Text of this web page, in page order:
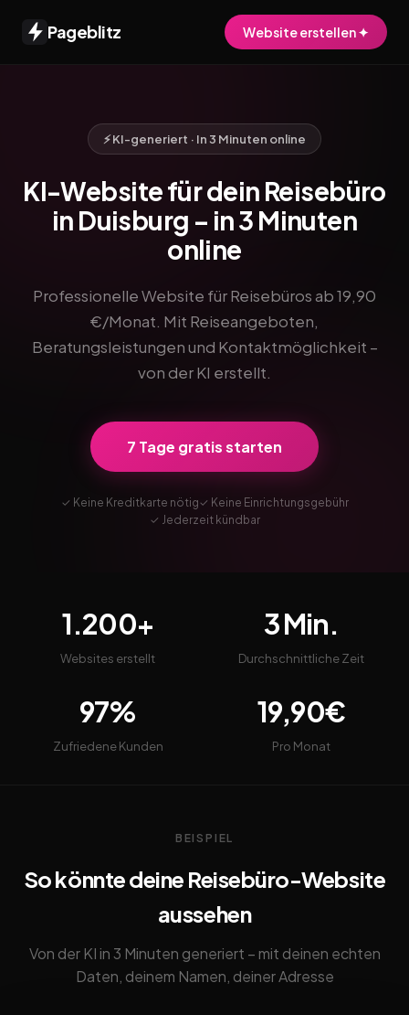
Pageblitz Website erstellen ✦
⚡ KI-generiert · In 3 Minuten online
KI-Website für dein Reisebüro
in Duisburg – in 3 Minuten
online
Professionelle Website für Reisebüros ab 19,90
€/Monat. Mit Reiseangeboten,
Beratungsleistungen und Kontaktmöglichkeit –
von der KI erstellt.
7 Tage gratis starten
✓ Keine Kreditkarte nötig✓ Keine Einrichtungsgebühr
✓ Jederzeit kündbar
1.200+
Websites erstellt
3 Min.
Durchschnittliche Zeit
97%
Zufriedene Kunden
19,90€
Pro Monat
BEISPIEL
So könnte deine Reisebüro-Website
aussehen
Von der KI in 3 Minuten generiert – mit deinen echten
Daten, deinem Namen, deiner Adresse